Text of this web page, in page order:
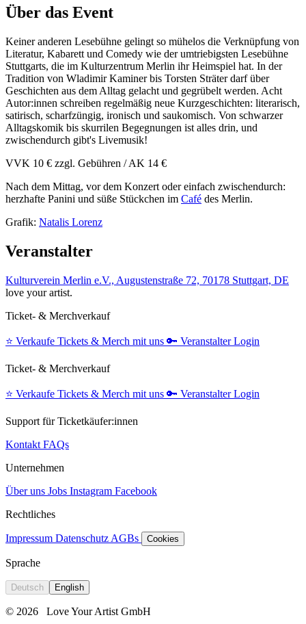
Über das Event
Keiner anderen Lesebühne gelingt so mühelos die Verknüpfung von
Literatur, Kabarett und Comedy wie der umtriebigsten Lesebühne
Stuttgarts, die im Kulturzentrum Merlin ihr Heimspiel hat. In der
Tradition von Wladimir Kaminer bis Torsten Sträter darf über
Geschichten aus dem Alltag gelacht und gegrübelt werden. Acht
Autor:innen schreiben regelmäßig neue Kurzgeschichten: literarisch,
satirisch, scharfzüngig, ironisch und saukomisch. Von schwarzer
Alltagskomik bis skurrilen Begegnungen ist alles drin, und
zwischendurch gibt's Livemusik!
VVK 10 € zzgl. Gebühren / AK 14 €
Nach dem Mittag, vor dem Konzert oder einfach zwischendurch:
herzhafte Panini und süße Stückchen im Café des Merlin.
Grafik: Natalis Lorenz
Veranstalter
Kulturverein Merlin e.V., Augustenstraße 72, 70178 Stuttgart, DE
love your artist.
Ticket- & Merchverkauf
⭐️ Verkaufe Tickets & Merch mit uns 🔑 Veranstalter Login
Ticket- & Merchverkauf
⭐️ Verkaufe Tickets & Merch mit uns 🔑 Veranstalter Login
Support für Ticketkäufer:innen
Kontakt FAQs
Unternehmen
Über uns Jobs Instagram Facebook
Rechtliches
Impressum Datenschutz AGBs Cookies
Sprache
Deutsch English
© 2026 Love Your Artist GmbH